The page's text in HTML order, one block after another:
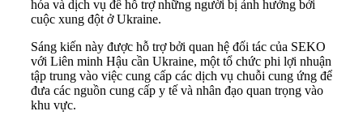
hóa và dịch vụ để hỗ trợ những người bị ảnh hưởng bởi
cuộc xung đột ở Ukraine.
Sáng kiến này được hỗ trợ bởi quan hệ đối tác của SEKO
với Liên minh Hậu cần Ukraine, một tổ chức phi lợi nhuận
tập trung vào việc cung cấp các dịch vụ chuỗi cung ứng để
đưa các nguồn cung cấp y tế và nhân đạo quan trọng vào
khu vực.